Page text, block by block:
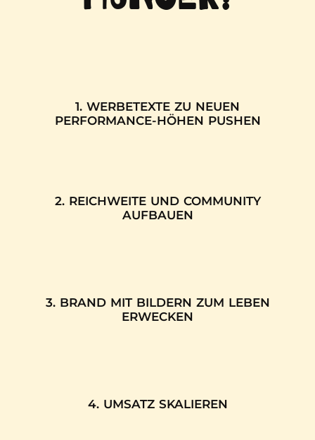
1. WERBETEXTE ZU NEUEN
PERFORMANCE-HÖHEN PUSHEN
2. REICHWEITE UND COMMUNITY
AUFBAUEN
3. BRAND MIT BILDERN ZUM LEBEN
ERWECKEN
4. UMSATZ SKALIEREN